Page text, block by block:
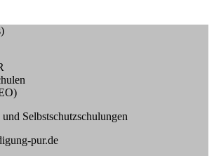
Selbstschutzschulungen
pur.de